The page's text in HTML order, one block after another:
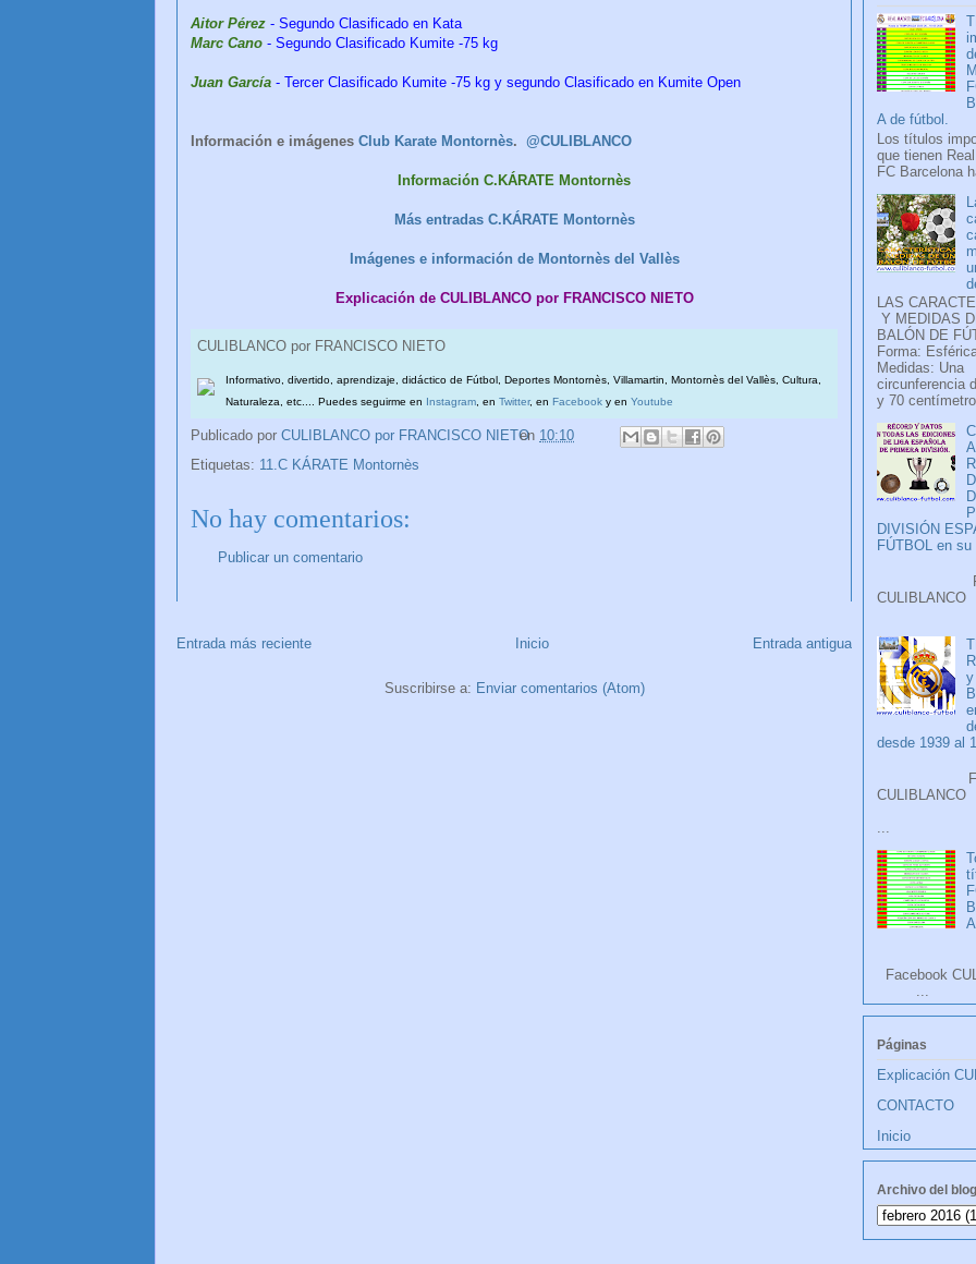
Aitor Pérez - Segundo Clasificado en Kata
Marc Cano - Segundo Clasificado Kumite -75 kg
Juan García - Tercer Clasificado Kumite -75 kg y segundo Clasificado en Kumite Open
Información e imágenes Club Karate Montornès. @CULIBLANCO
Información C.KÁRATE Montornès
Más entradas C.KÁRATE Montornès
Imágenes e información de Montornès del Vallès
Explicación de CULIBLANCO por FRANCISCO NIETO
CULIBLANCO por FRANCISCO NIETO
Informativo, divertido, aprendizaje, didáctico de Fútbol, Deportes Montornès, Villamartin, Montornès del Vallès, Cultura,
Naturaleza, etc.... Puedes seguirme en
Instagram, en Twitter, en Facebook y en Youtube
Publicado por CULIBLANCO por FRANCISCO NIETO
en 10:10
Etiquetas: 11.C KÁRATE Montornès
No hay comentarios:
Publicar un comentario
Entrada más reciente Entrada antigua
Inicio
Suscribirse a: Enviar comentarios (Atom)
A de fútbol.
Los títulos
que tienen
FC Barcelona
LAS
Y MEDIDAS
BALÓN DE
Forma:
Medidas: Una
circunferencia
y 70
DIVISIÓN
FÚTBOL en su
y
desde 1939 al
Facebook
...
Páginas
Explicación
CONTACTO
Inicio
Archivo del blog